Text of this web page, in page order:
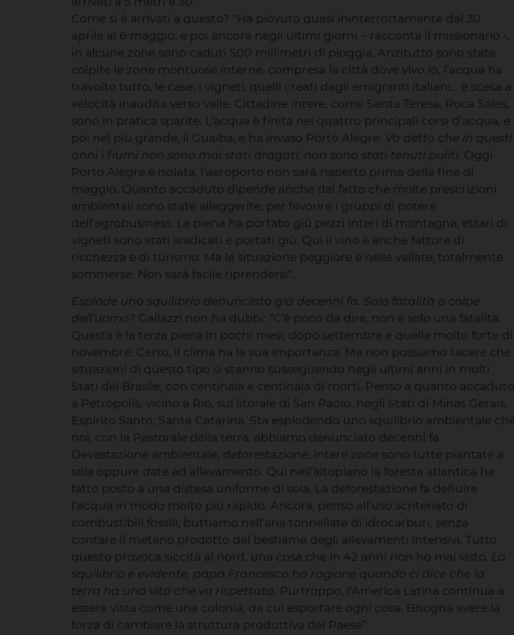
Come si è arrivati a questo? “Ha piovuto quasi ininterrottamente dal 30
aprile al 6 maggio, e poi ancora negli ultimi giorni – racconta il missionario -,
in alcune zone sono caduti 500 millimetri di pioggia. Anzitutto sono state
colpite le zone montuose interne, compresa la città dove vivo io, l’acqua ha
travolto tutto, le case, i vigneti, quelli creati dagli emigranti italiani… è scesa a
velocità inaudita verso valle. Cittadine intere, come Santa Teresa, Roca Sales,
sono in pratica sparite. L’acqua è finita nei quattro principali corsi d’acqua, e
poi nel più grande, il Guaíba, e ha invaso Porto Alegre. Va detto che in questi
anni i fiumi non sono mai stati dragati, non sono stati tenuti puliti. Oggi
Porto Alegre è isolata, l’aeroporto non sarà riaperto prima della fine di
maggio. Quanto accaduto dipende anche dal fatto che molte prescrizioni
ambientali sono state alleggerite, per favorire i gruppi di potere
dell’agrobusiness. La piena ha portato giù pezzi interi di montagna, ettari di
vigneti sono stati sradicati e portati giù. Qui il vino è anche fattore di
ricchezza e di turismo. Ma la situazione peggiore è nelle vallate, totalmente
sommerse. Non sarà facile riprendersi”.
Esplode uno squilibrio denunciato già decenni fa. Solo fatalità o colpe
dell’uomo? Gallazzi non ha dubbi: “C’è poco da dire, non è solo una fatalità.
Questa è la terza piena in pochi mesi, dopo settembre e quella molto forte di
novembre. Certo, il clima ha la sua importanza. Ma non possiamo tacere che
situazioni di questo tipo si stanno susseguendo negli ultimi anni in molti
Stati del Brasile, con centinaia e centinaia di morti. Penso a quanto accaduto
a Petrópolis, vicino a Rio, sul litorale di San Paolo, negli Stati di Minas Gerais,
Espírito Santo, Santa Catarina. Sta esplodendo uno squilibrio ambientale
noi, con la Pastorale della terra, abbiamo denunciato decenni fa.
Devastazione ambientale, deforestazione, intere zone sono tutte piantate a
soia oppure date ad allevamento. Qui nell’altopiano la foresta atlantica ha
fatto posto a una distesa uniforme di soia. La deforestazione fa defluire
l’acqua in modo molto più rapido. Ancora, penso all’uso scriteriato di
combustibili fossili, buttiamo nell’aria tonnellate di idrocarburi, senza
contare il metano prodotto dal bestiame degli allevamenti intensivi. Tutto
questo provoca siccità al nord, una cosa che in 42 anni non ho mai visto. Lo
squilibrio è evidente, papa Francesco ha ragione quando ci dice che la
terra ha una vita che va rispettata. Purtroppo, l’America Latina continua a
essere vista come una colonia, da cui esportare ogni cosa. Bisogna avere la
forza di cambiare la struttura produttiva del Paese”.